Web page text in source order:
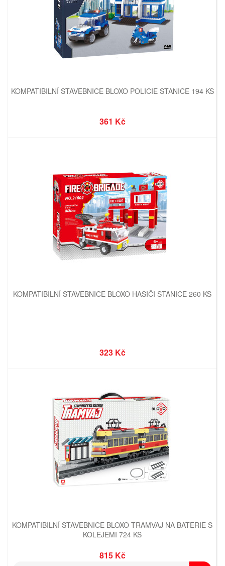
KOMPATIBILNÍ STAVEBNICE BLOXO POLICIE STANICE 194 KS
361 Kč
KOMPATIBILNÍ STAVEBNICE BLOXO HASIČI STANICE 260 KS
323 Kč
KOMPATIBILNÍ STAVEBNICE BLOXO TRAMVAJ NA BATERIE S
KOLEJEMI 724 KS
815 Kč